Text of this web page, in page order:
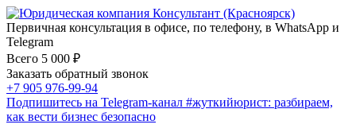
Первичная консультация в офисе, по телефону, в WhatsApp и
Telegram
Всего 5 000 ₽
Заказать обратный звонок
+7 905 976-99-94
Подпишитесь на Telegram-канал #жуткийюрист: разбираем,
как вести бизнес безопасно